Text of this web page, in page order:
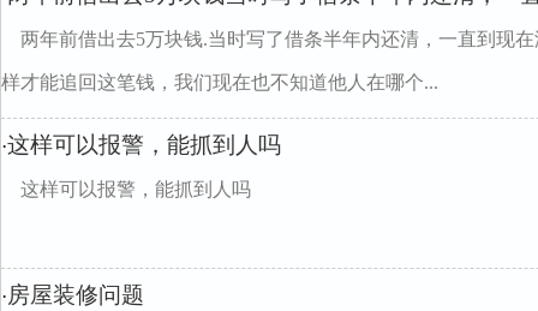
两年前借出去5万块钱.当时写了借条半年内还清，一直到现
样才能追回这笔钱，我们现在也不知道他人在哪个...
·这样可以报警，能抓到人吗
这样可以报警，能抓到人吗
·房屋装修问题